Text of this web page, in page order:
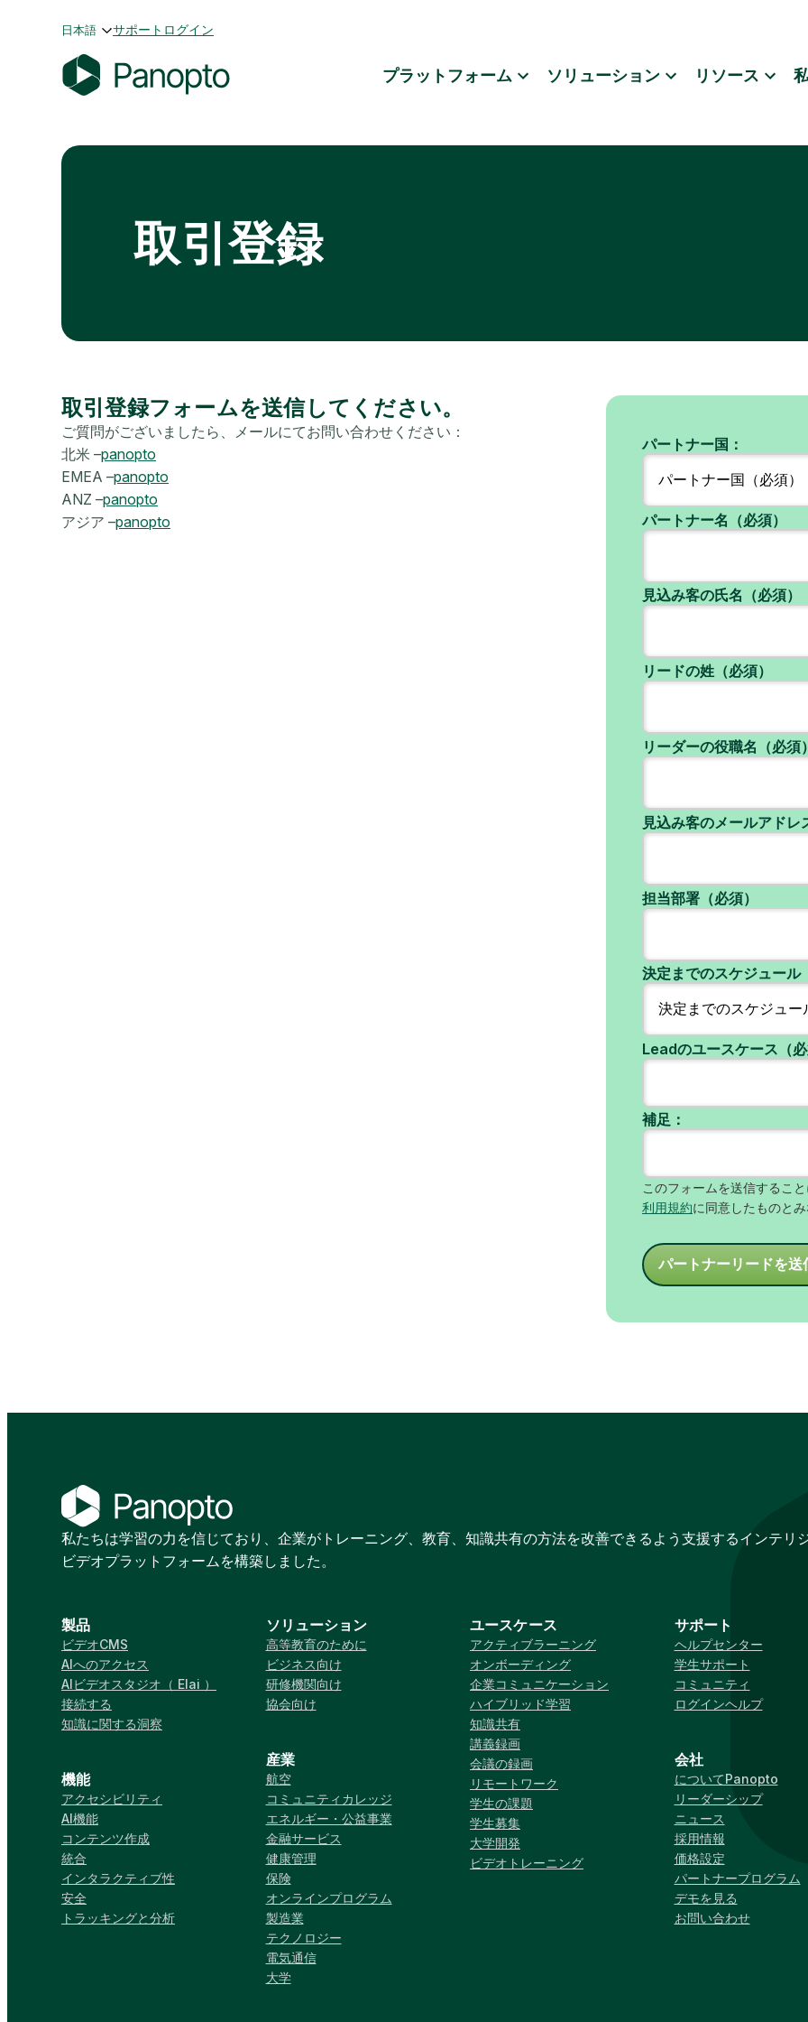
日本語 サポート ログイン
n
プラットフォーム ソリューション リソース
取引登録
取引登録フォームを送信してください。
ご質問がございましたら、メールにてお問い合わせください：
北米 –panopto
EMEA –panopto
ANZ –panopto
アジア –panopto
パートナー国：
パートナー名（必須）
見込み客の氏名（必須）
リードの姓（必須）
リーダーの役職名（必須
見込み客のメールアドレ
担当部署（必須）
決定までのスケジュール
Leadのユースケース（
補足：
このフォームを送信するこ
利用規約に同意したものと
パートナーリードを送
私たちは学習の力を信じており、企業がトレーニング、教育、知識共有の方法を改善できるよう支援するインテリ
ビデオプラットフォームを構築しました。
製品
ビデオCMS
AIへのアクセス
AIビデオスタジオ（ Elai ）
接続する
知識に関する洞察
機能
アクセシビリティ
AI機能
コンテンツ作成
統合
インタラクティブ性
安全
トラッキングと分析
ソリューション
高等教育のために
ビジネス向け
研修機関向け
協会向け
産業
航空
コミュニティカレッジ
エネルギー・公益事業
金融サービス
健康管理
保険
オンラインプログラム
製造業
テクノロジー
電気通信
大学
ユースケース
アクティブラーニング
オンボーディング
企業コミュニケーション
ハイブリッド学習
知識共有
講義録画
会議の録画
リモートワーク
学生の課題
学生募集
大学開発
ビデオトレーニング
サポート
ヘルプセンター
学生サポート
コミュニティ
ログインヘルプ
会社
についてPanopto
リーダーシップ
ニュース
採用情報
価格設定
パートナープログラム
デモを見る
お問い合わせ